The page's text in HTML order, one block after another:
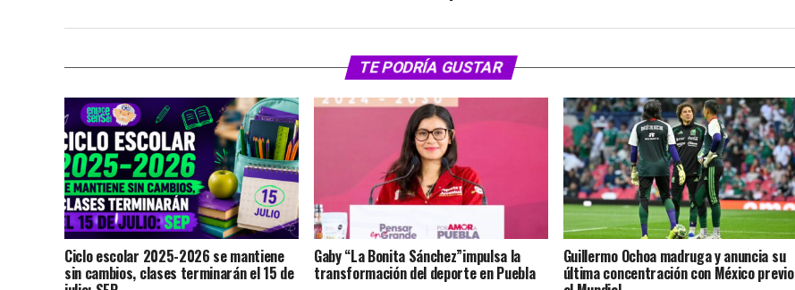
TE PODRÍA GUSTAR
Ciclo escolar 2025-2026 se mantiene
sin cambios, clases terminarán el 15 de
Gaby “La Bonita Sánchez”impulsa la
transformación del deporte en Puebla
Guillermo Ochoa madruga y anuncia su
última concentración con México previo